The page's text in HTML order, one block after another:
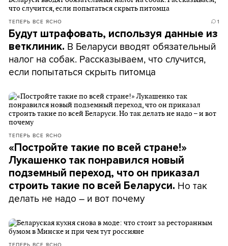
ТЕПЕРЬ ВСЕ ЯСНО 1
Будут штрафовать, используя данные из
ветклиник. В Беларуси вводят обязательный
налог на собак. Рассказываем, что случится,
если попытаться скрыть питомца
ТЕПЕРЬ ВСЕ ЯСНО
«Постройте такие по всей стране!»
Лукашенко так понравился новый
подземный переход, что он приказал
строить такие по всей Беларуси. Но так
делать не надо – и вот почему
ТЕПЕРЬ ВСЕ ЯСНО